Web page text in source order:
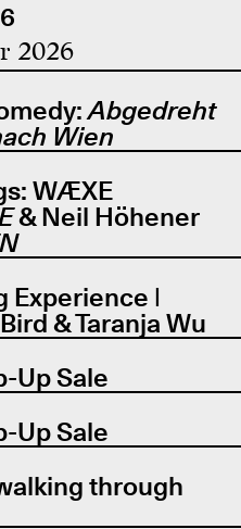
2026
Abgedreht
Wien
WÆXE
& Neil Höhener
Experience |
& Taranja Wu
Up Sale
Up Sale
through